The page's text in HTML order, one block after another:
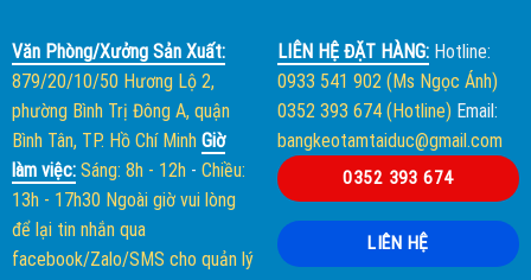
Văn Phòng/Xưởng Sản Xuất:
879/20/10/50 Hương Lộ 2,
phường Bình Trị Đông A, quận
Bình Tân, TP. Hồ Chí Minh Giờ
làm việc: Sáng: 8h - 12h- Chiều:
13h - 17h30 Ngoài giờ vui lòng
để lại tin nhắn qua
facebook/Zalo/SMS cho quản lý
LIÊN HỆ ĐẶT HÀNG:Hotline:
0933 541 902 (Ms Ngọc Ánh)
0352 393 674 (Hotline) Email:
bangkeotamtaiduc@gmail.com
0352 393 674
LIÊN HỆ